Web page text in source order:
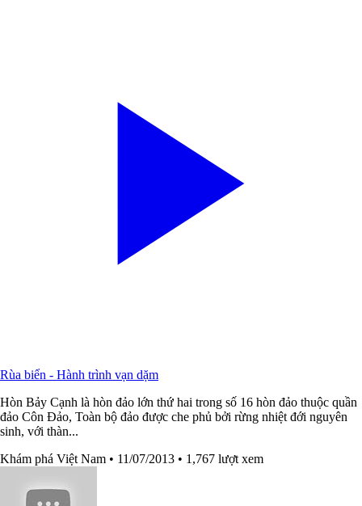
Rùa biển - Hành trình vạn dặm
Hòn Bảy Cạnh là hòn đảo lớn thứ hai trong số 16 hòn đảo thuộc quần
đảo Côn Đảo, Toàn bộ đảo được che phủ bởi rừng nhiệt đới nguyên
sinh, với thàn...
Khám phá Việt Nam • 11/07/2013 • 1,767 lượt xem